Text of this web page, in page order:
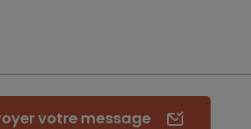
votre message